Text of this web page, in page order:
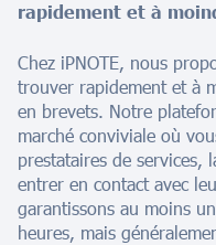
rapidement et à
Chez iPNOTE, nous
trouver rapidement et à
en brevets. Notre
marché conviviale où
prestataires de services,
entrer en contact avec
garantissons au moins
heures, mais